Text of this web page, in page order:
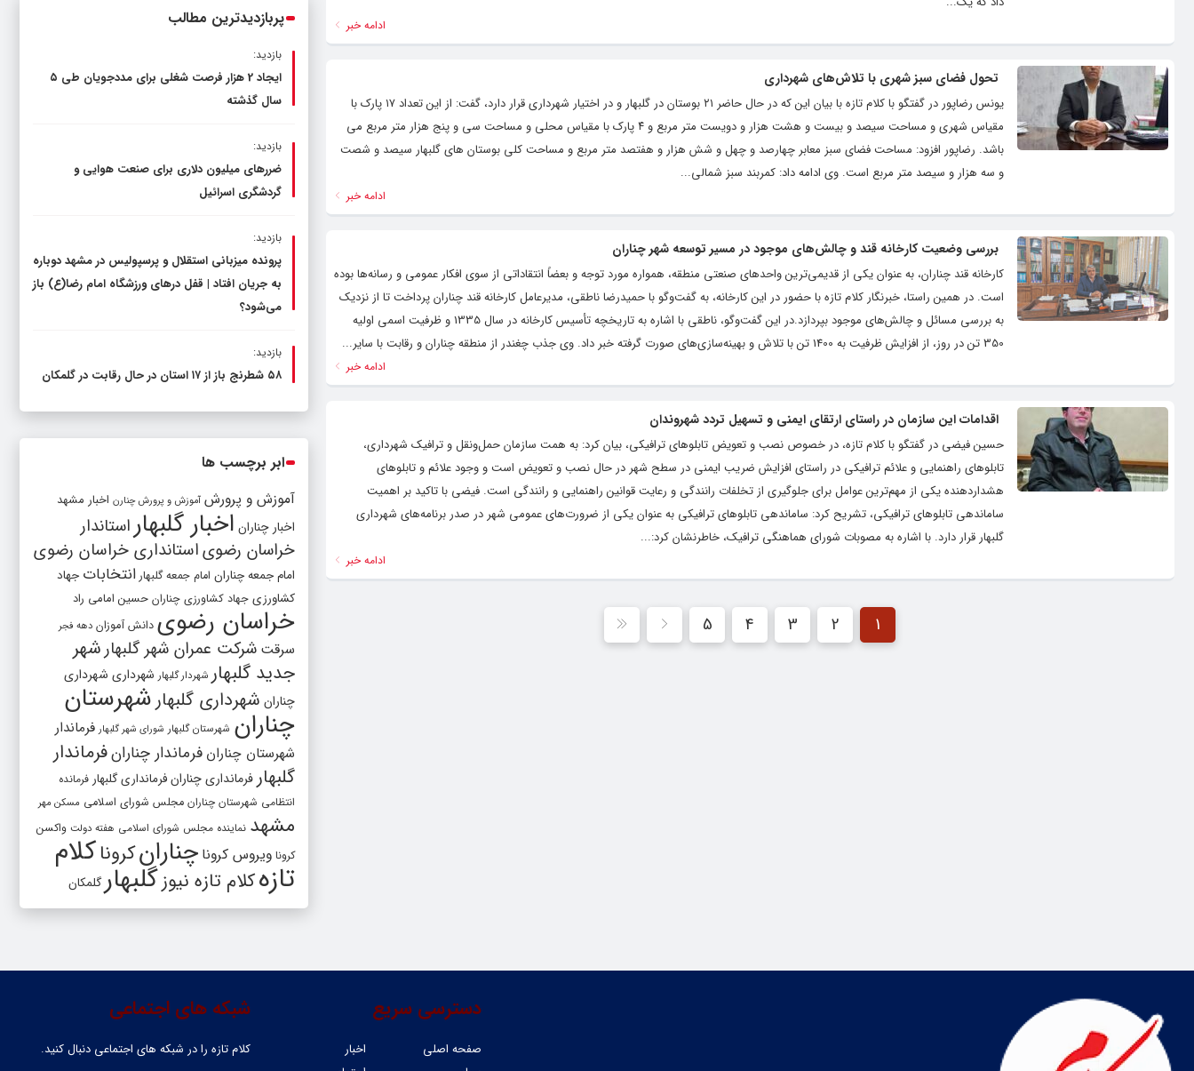
ادامه خبر
تحول فضای سبز شهری با تلاش‌های شهرداری
یونس رضاپور در گفتگو با کلام تازه با بیان این که در حال حاضر ۲۱ بوستان در گلبهار و در اختیار شهرداری قرار دارد، گفت: از این تعداد ۱۷ پارک با
مقیاس شهری و مساحت سیصد و بیست و هشت هزار و دویست متر مربع و ۴ پارک با مقیاس محلی و مساحت سی و پنج هزار متر مربع می
باشد. رضاپور افزود: مساحت فضای سبز معابر چهارصد و چهل و شش هزار و هفتصد متر مربع و مساحت کلی بوستان های گلبهار سیصد و شصت
و سه هزار و سیصد متر مربع است. وی ادامه داد: کمربند سبز شمالی...
ادامه خبر
بررسی وضعیت کارخانه قند و چالش‌های موجود در مسیر توسعه شهر چناران
کارخانه قند چناران، به عنوان یکی از قدیمی‌ترین واحدهای صنعتی منطقه، همواره مورد توجه و بعضاً انتقاداتی از سوی افکار عمومی و رسانه‌ها بوده
است. در همین راستا، خبرنگار کلام تازه با حضور در این کارخانه، به گفت‌وگو با حمیدرضا ناطقی، مدیرعامل کارخانه قند چناران پرداخت تا از نزدیک
به بررسی مسائل و چالش‌های موجود بپردازد.در این گفت‌وگو، ناطقی با اشاره به تاریخچه تأسیس کارخانه در سال 1335 و ظرفیت اسمی اولیه
350 تن در روز، از افزایش ظرفیت به 1400 تن با تلاش و بهینه‌سازی‌های صورت گرفته خبر داد. وی جذب چغندر از منطقه چناران و رقابت با سایر...
ادامه خبر
اقدامات این سازمان در راستای ارتقای ایمنی و تسهیل تردد شهروندان
حسین فیضی در گفتگو با کلام تازه، در خصوص نصب و تعویض تابلوهای ترافیکی، بیان کرد: به همت سازمان حمل‌ونقل و ترافیک شهرداری،
تابلوهای راهنمایی و علائم ترافیکی در راستای افزایش ضریب ایمنی در سطح شهر در حال نصب و تعویض است و وجود علائم و تابلوهای
هشداردهنده یکی از مهم‌ترین عوامل برای جلوگیری از تخلفات رانندگی و رعایت قوانین راهنمایی و رانندگی است. فیضی با تاکید بر اهمیت
ساماندهی تابلوهای ترافیکی، تشریح کرد: ساماندهی تابلوهای ترافیکی به عنوان یکی از ضرورت‌های عمومی شهر در صدر برنامه‌های شهرداری
گلبهار قرار دارد. با اشاره به مصوبات شورای هماهنگی ترافیک، خاطرنشان کرد:...
ادامه خبر
1
2
3
4
5
پربازدیدترین مطالب
بازدید:
ایجاد 2 هزار فرصت شغلی برای مددجویان طی ۵
سال گذشته
بازدید:
ضررهای میلیون دلاری برای صنعت هوایی و
گردشگری اسرائیل
بازدید:
پرونده میزبانی استقلال و پرسپولیس در مشهد دوباره
به جریان افتاد | قفل در‌های ورزشگاه امام رضا(ع) باز
می‌شود؟
بازدید:
۵۸ شطرنج‌ باز از ۱۷ استان در حال رقابت در گلمکان
ابر برچسب ها
آموزش و پرورش آموزش و پرورش چنارن اخبار مشهد
اخبار چناران اخبار گلبهار استاندار
خراسان رضویاستانداری خراسان رضوی
امام جمعه چناران امام جمعه گلبهار انتخابات جهاد
کشاورزی جهاد کشاورزی چناران حسین امامی راد
خراسان رضوی دانش آموزان دهه فجر
سرقت شرکت عمران شهر گلبهارشهر
جدید گلبهار شهردار گلبهار شهرداری شهرداری
چناران شهرداری گلبهار شهرستان
چناران شهرستان گلبهار شورای شهر گلبهار فرماندار
شهرستان چناران فرماندار چنارانفرماندار
گلبهار فرمانداری چنارانفرمانداری گلبهار فرمانده
انتظامی شهرستان چناران مجلس شورای اسلامی مسکن مهر
مشهد نماینده مجلس شورای اسلامی هفته دولت واکسن
کرونا ویروس کرونا چنارانکروناکلام
تازهکلام تازه نیوزگلبهارگلمکان
شبکه های اجتماعی
کلام تازه را در شبکه ‌های اجتماعی دنبال کنید.
دسترسی سریع
صفحه اصلی
اخبار